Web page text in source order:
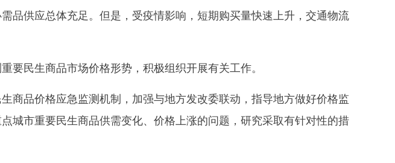
供应总体充足。但是，受疫情影响，短期购买量快速上升，交通物流
民生商品市场价格形势，积极组织开展有关工作。
品价格应急监测机制，加强与地方发改委联动，指导地方做好价格监
城市重要民生商品供需变化、价格上涨的问题，研究采取有针对性的措